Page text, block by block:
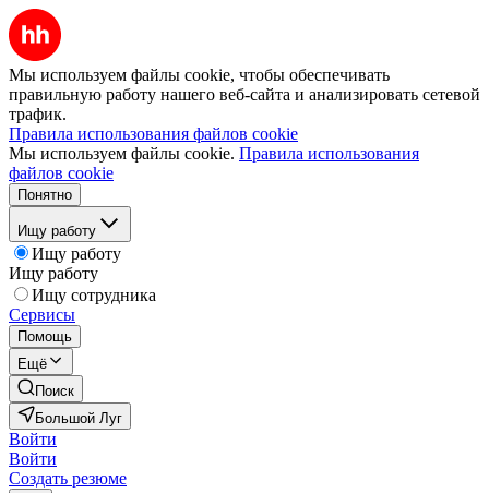
Мы используем файлы cookie, чтобы обеспечивать
правильную работу нашего веб-сайта и анализировать сетевой
трафик.
Правила использования файлов cookie
Мы используем файлы cookie. Правила использования
файлов cookie
Понятно
Ищу работу
Ищу работу
Ищу работу
Ищу сотрудника
Сервисы
Помощь
Ещё
Поиск
Большой Луг
Войти
Войти
Создать резюме